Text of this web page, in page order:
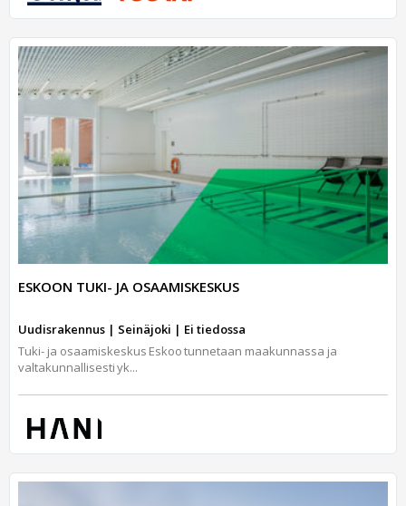
ESKOON TUKI- JA OSAAMISKESKUS
Uudisrakennus | Seinäjoki | Ei tiedossa
Tuki- ja osaamiskeskus Eskoo tunnetaan maakunnassa ja
valtakunnallisesti yk...